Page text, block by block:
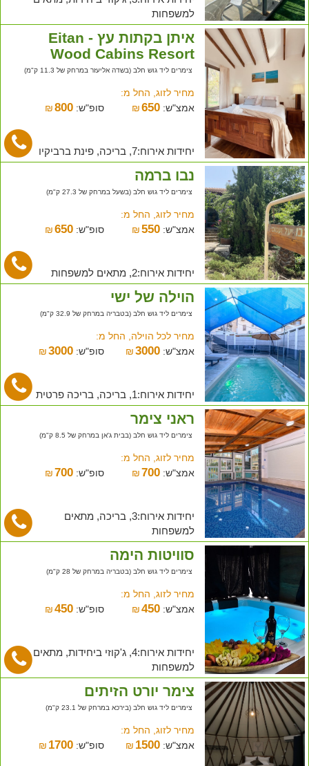
למשפחות
איתן בקתות עץ - Eitan
Wood Cabins Resort
צימרים ליד גוש חלב (בשדה אליעזר במרחק של 11.3 ק"מ)
מחיר לזוג, החל מ:
אמצ"ש:
₪650 סופ"ש: ₪ 800
יחידות אירוח:7, בריכה, פינת ברביקיו
נבו ברמה
צימרים ליד גוש חלב (בשעל במרחק של 27.3 ק"מ)
מחיר לזוג, החל מ:
אמצ"ש:
₪550 סופ"ש: ₪ 650
יחידות אירוח:2, מתאים למשפחות
הוילה של ישי
צימרים ליד גוש חלב (בטבריה במרחק של 32.9 ק"מ)
מחיר לכל הוילה, החל מ:
אמצ"ש:
₪3000 סופ"ש: ₪ 3000
יחידות אירוח:1, בריכה, בריכה פרטית
ראני צימר
צימרים ליד גוש חלב (בבית ג'אן במרחק של 8.5 ק"מ)
מחיר לזוג, החל מ:
אמצ"ש:
₪700 סופ"ש: ₪ 700
יחידות אירוח:3, בריכה, מתאים
למשפחות
סוויטות הימה
צימרים ליד גוש חלב (בטבריה במרחק של 28 ק"מ)
מחיר לזוג, החל מ:
אמצ"ש:
₪450 סופ"ש: ₪ 450
יחידות אירוח:4, ג'קוזי ביחידות, מתאים
למשפחות
צימר יורט הזיתים
צימרים ליד גוש חלב (בירכא במרחק של 23.1 ק"מ)
מחיר לזוג, החל מ:
אמצ"ש:
₪ 1500 סופ"ש: ₪ 1700